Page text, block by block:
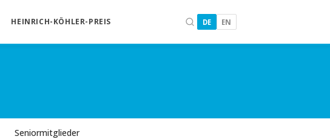
HEINRICH-KÖHLER-PREIS DE EN
Seniormitglieder